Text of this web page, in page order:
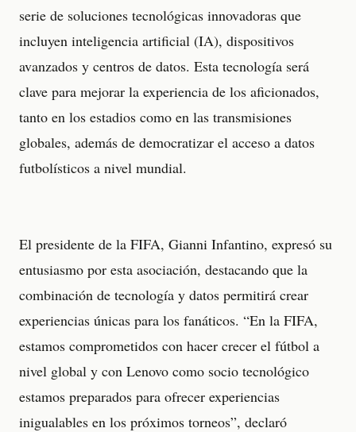
serie de soluciones tecnológicas innovadoras que
incluyen inteligencia artificial (IA), dispositivos
avanzados y centros de datos. Esta tecnología será
clave para mejorar la experiencia de los aficionados,
tanto en los estadios como en las transmisiones
globales, además de democratizar el acceso a datos
futbolísticos a nivel mundial.
El presidente de la FIFA, Gianni Infantino, expresó su
entusiasmo por esta asociación, destacando que la
combinación de tecnología y datos permitirá crear
experiencias únicas para los fanáticos. “En la FIFA,
estamos comprometidos con hacer crecer el fútbol a
nivel global y con Lenovo como socio tecnológico
estamos preparados para ofrecer experiencias
inigualables en los próximos torneos”, declaró